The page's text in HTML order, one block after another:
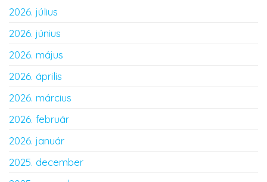
2026. július
2026. június
2026. május
2026. április
2026. március
2026. február
2026. január
2025. december